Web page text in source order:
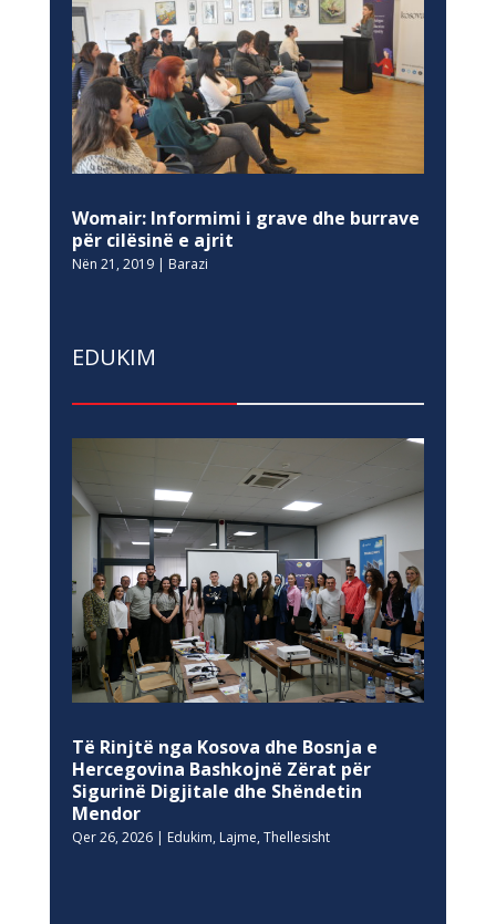
Womair: Informimi i grave dhe burrave
për cilësinë e ajrit
Nën 21, 2019| Barazi
EDUKIM
Të Rinjtë nga Kosova dhe Bosnja e
Hercegovina Bashkojnë Zërat për
Sigurinë Digjitale dhe Shëndetin
Mendor
Qer 26, 2026| Edukim, Lajme, Thellesisht